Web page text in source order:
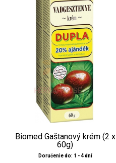
Biomed Gaštanový krém (2 x
60g)
Doručenie do: 1 - 4 dní